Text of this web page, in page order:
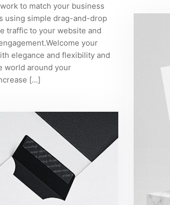
to match your business
using simple drag-and-drop
traffic to your website and
your
elegance and flexibility and
world around your
[...]